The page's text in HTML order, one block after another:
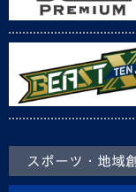
スポーツ・地域